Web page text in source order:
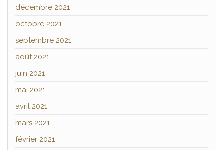
décembre 2021
octobre 2021
septembre 2021
août 2021
juin 2021
mai 2021
avril 2021
mars 2021
février 2021